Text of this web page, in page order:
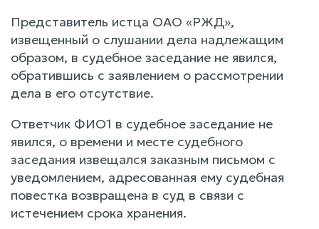
Представитель истца ОАО «РЖД»,
извещенный о слушании дела надлежащим
образом, в судебное заседание не явился,
обратившись с заявлением о рассмотрении
дела в его отсутствие.
Ответчик ФИО1 в судебное заседание не
явился, о времени и месте судебного
заседания извещался заказным письмом с
уведомлением, адресованная ему судебная
повестка возвращена в суд в связи с
истечением срока хранения.